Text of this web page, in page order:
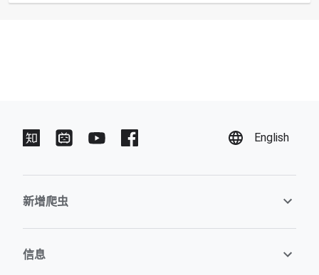
English
新增爬虫
信息